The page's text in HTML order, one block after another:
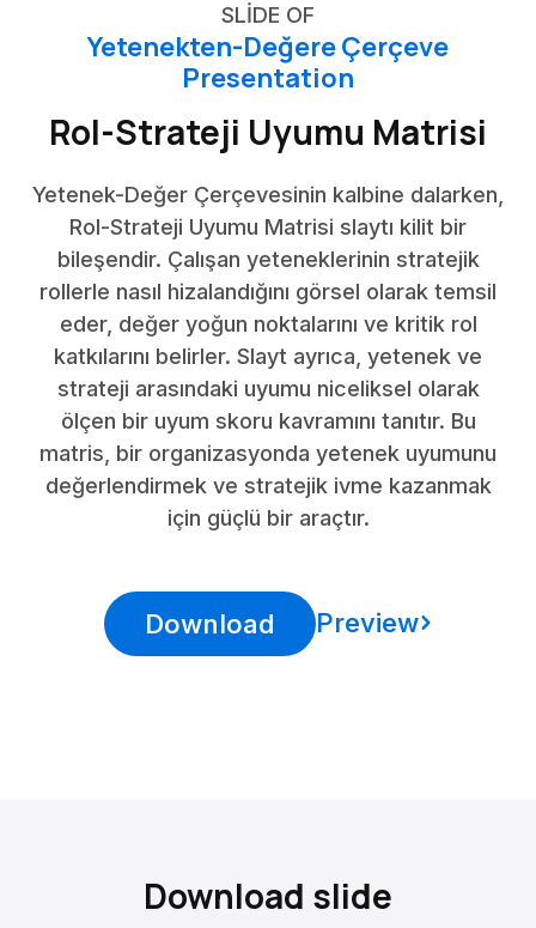
SLIDE OF
Yetenekten-Değere Çerçeve
Presentation
Rol-Strateji Uyumu Matrisi
Yetenek-Değer Çerçevesinin kalbine dalarken,
Rol-Strateji Uyumu Matrisi slaytı kilit bir
bileşendir. Çalışan yeteneklerinin stratejik
rollerle nasıl hizalandığını görsel olarak temsil
eder, değer yoğun noktalarını ve kritik rol
katkılarını belirler. Slayt ayrıca, yetenek ve
strateji arasındaki uyumu niceliksel olarak
ölçen bir uyum skoru kavramını tanıtır. Bu
matris, bir organizasyonda yetenek uyumunu
değerlendirmek ve stratejik ivme kazanmak
için güçlü bir araçtır.
Download Preview
Download slide